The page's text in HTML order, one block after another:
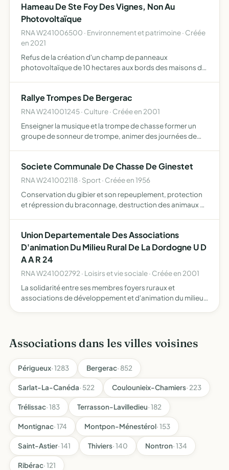
Hameau De Ste Foy Des Vignes, Non Au
Photovoltaïque
RNA W241006500 · Environnement et patrimoine · Créée
en 2021
Refus de la création d'un champ de panneaux
photovoltaïque de 10 hectares aux bords des maisons du
au plus de 3,5T suivi…
Rallye Trompes De Bergerac
RNA W241001245 · Culture · Créée en 2001
Enseigner la musique et la trompe de chasse former un
groupe de sonneur de trompe, animer des journées de
vénerie
Societe Communale De Chasse De Ginestet
RNA W241002118 · Sport · Créée en 1956
Conservation du gibier et son repeuplement, protection
et répression du braconnage, destruction des animaux et
Union Departementale Des Associations
D'animation Du Milieu Rural De La Dordogne U D
A A R 24
RNA W241002792 · Loisirs et vie sociale · Créée en 2001
La solidarité entre ses membres foyers ruraux et
associations de développement et d'animation du milieu
Associations dans les villes voisines
Périgueux· 1283 Bergerac· 852
Sarlat-La-Canéda· 522 Coulounieix-Chamiers· 223
Trélissac· 183 Terrasson-Lavilledieu· 182
Montignac· 174 Montpon-Ménestérol· 153
Saint-Astier· 141 Thiviers· 140 Nontron· 134
Ribérac· 121